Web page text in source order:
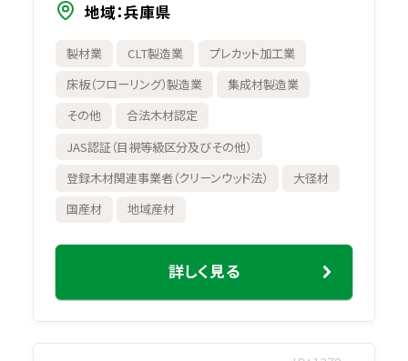
地域 兵庫県
製材業 CLT製造業
プレカット加工業
床板（フローリング）製造業
集成材製造業
その他
合法木材認定
JAS認証（目視等級区分及びその他）
登録木材関連事業者（クリーンウッド法）
大径材
国産材
地域産材
詳しく見る